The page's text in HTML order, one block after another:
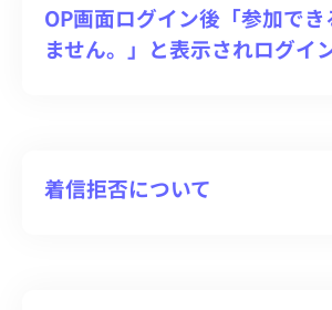
OP画面ログイン後「参加でき
ません。」と表示されログイ
着信拒否について